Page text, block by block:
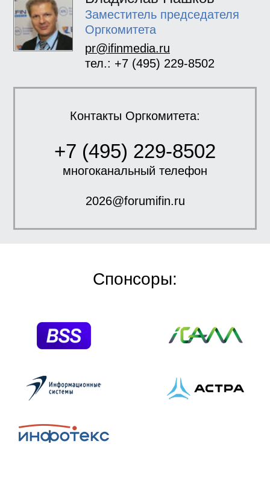
Заместитель председателя
Оргкомитета
pr@ifinmedia.ru
тел.: +7 (495) 229-8502
Контакты Оргкомитета:
+7 (495) 229-8502
многоканальный телефон
2026@forumifin.ru
Спонсоры: